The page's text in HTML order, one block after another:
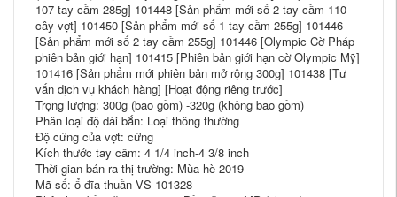
107 tay cầm 285g] 101448 [Sản phẩm mới số 2 tay cầm 110
cây vợt] 101450 [Sản phẩm mới số 1 tay cầm 255g] 101446
[Sản phẩm mới số 2 tay cầm 255g] 101446 [Olympic Cờ Pháp
phiên bản giới hạn] 101415 [Phiên bản giới hạn cờ Olympic Mỹ]
101416 [Sản phẩm mới phiên bản mở rộng 300g] 101438 [Tư
vấn dịch vụ khách hàng] [Hoạt động riêng trước]
Trọng lượng: 300g (bao gồm) -320g (không bao gồm)
Phân loại độ dài bắn: Loại thông thường
Độ cứng của vợt: cứng
Kích thước tay cầm: 4 1/4 inch-4 3/8 inch
Thời gian bán ra thị trường: Mùa hè 2019
Mã số: ổ đĩa thuần VS 101328